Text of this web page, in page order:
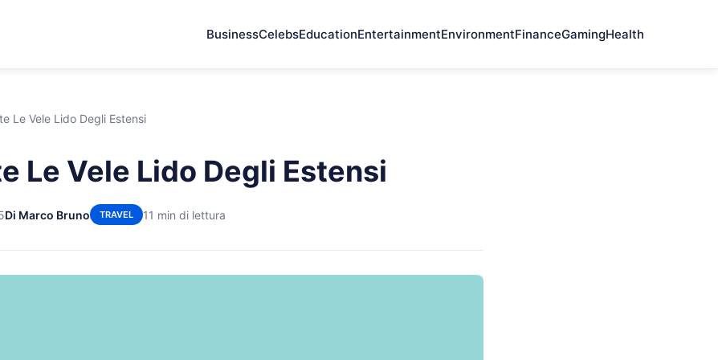
BusinessCelebsEducationEntertainmentEnvironmentFinanceGamingHealth
Le Vele Lido Degli Estensi
Le Vele Lido Degli Estensi
Di Marco Bruno TRAVEL 11 min di lettura